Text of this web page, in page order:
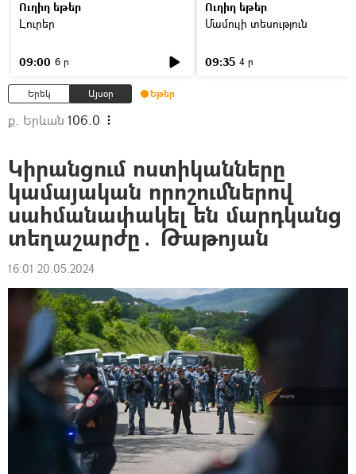
Ուղիղ եթեր
Լուրեր
09:00 6 ր
Ուղիղ եթեր
Մամուլի տեսություն
09:35 4 ր
Երեկ Այսօր Եթեր
ք. Երևան 106.0
Կիրանցում ոստիկանները
կամայական որոշումներով
սահմանափակել են մարդկանց
տեղաշարժը․ Թաթոյան
16:01 20.05.2024